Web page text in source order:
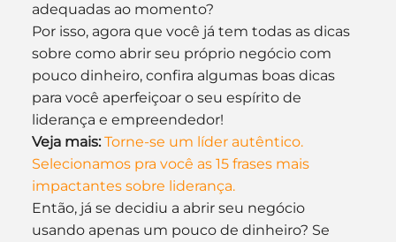
adequadas ao momento?
Por isso, agora que você já tem todas as dicas
sobre como abrir seu próprio negócio com
pouco dinheiro, confira algumas boas dicas
para você aperfeiçoar o seu espírito de
liderança e empreendedor!
Veja mais: Torne-se um líder autêntico.
Selecionamos pra você as 15 frases mais
impactantes sobre liderança.
Então, já se decidiu a abrir seu negócio
usando apenas um pouco de dinheiro? Se